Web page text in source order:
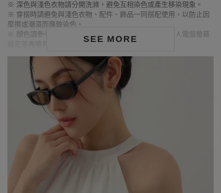
SEE MORE
※ 深色與淺色衣物請分開洗滌，避免互相染色或產生移染現象。
※ 穿搭時請避免與淺色衣物、配件、飾品一同搭配使用，以防止因
摩擦或潮濕而導致染色。
※ 顏色請參考單品圖片較為接近，但因圖檔顏色會因個人電腦螢幕
設定差異略有不同，請以實際商品顏色為準。
MODEL資訊
身高163cm／胸圍Bust：79cm
腰圍Waist：63cm／臀圍hips：85cm
試穿報告：模特兒穿著S號